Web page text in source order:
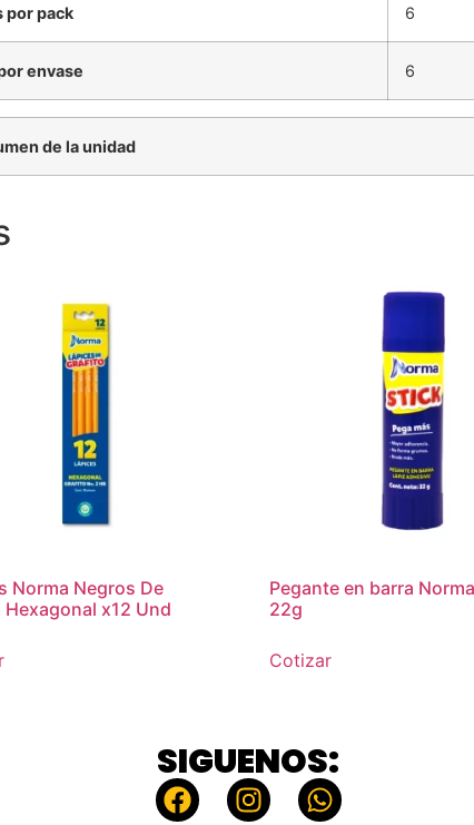
por pack 6
envase 6
de la unidad
Norma Negros De
Hexagonal x12 Und
Pegante en barra
22g
Cotizar
SIGUENOS: